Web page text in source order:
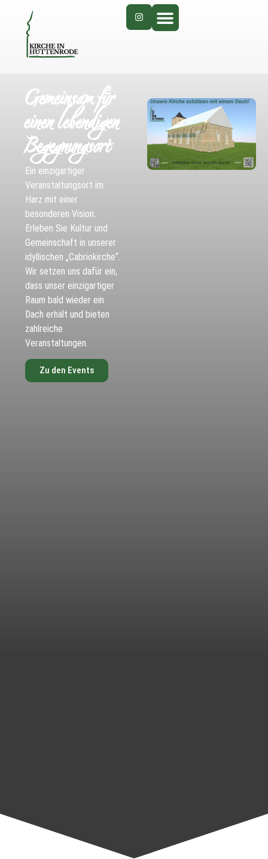
Gemeinsam für
einen lebendigen
Begegnungsort
Ein einzigartiger
Veranstaltungsort im
Harz mit einer
besonderen Vision.
Erleben Sie Kultur und
Gemeinschaft in unserer
idyllischen „Cabriokirche“.
Wir setzen uns dafür ein,
dass unser einzigartiger
Raum bald wieder ein
Dach erhält und bieten
zahlreiche
Veranstaltungen.
Zu den Events